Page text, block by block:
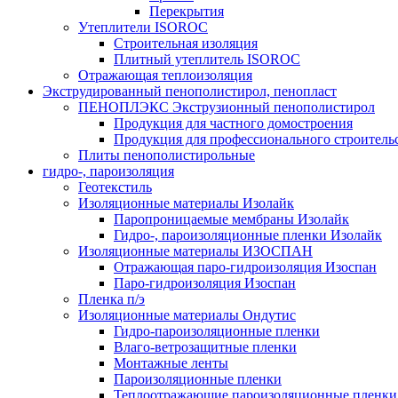
Перекрытия
Утеплители ISOROC
Строительная изоляция
Плитный утеплитель ISOROC
Отражающая теплоизоляция
Экструдированный пенополистирол, пенопласт
ПЕНОПЛЭКС Экструзионный пенополистирол
Продукция для частного домостроения
Продукция для профессионального
Плиты пенополистирольные
гидро-, пароизоляция
Геотекстиль
Изоляционные материалы Изолайк
Паропроницаемые мембраны Изолайк
Гидро-, пароизоляционные пленки Изолайк
Изоляционные материалы ИЗОСПАН
Отражающая паро-гидроизоляция Изоспан
Паро-гидроизоляция Изоспан
Пленка п/э
Изоляционные материалы Ондутис
Гидро-пароизоляционные пленки
Влаго-ветрозащитные пленки
Монтажные ленты
Пароизоляционные пленки
Теплоотражающие пароизоляционные пленки